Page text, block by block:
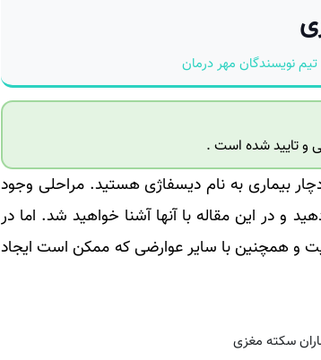
تیم نویسندگان مهر درمان
و تایید شده است .
بیماری به نام دیسفاژی هستید. مراحلی وجود
و در این مقاله با آنها آشنا خواهید شد. اما در
و همچنین با سایر عوارضی که ممکن است ایجاد